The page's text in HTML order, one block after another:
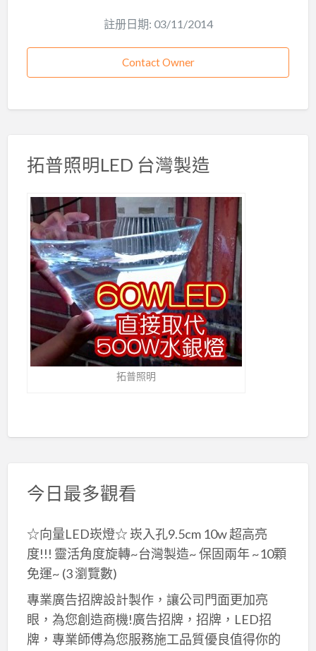
註册日期: 03/11/2014
Contact Owner
拓普照明LED 台灣製造
拓普照明
今日最多觀看
☆向量LED崁燈☆ 崁入孔9.5cm 10w 超高亮
度!!! 靈活角度旋轉~台灣製造~ 保固兩年 ~10顆
免運~ (3 瀏覽數)
專業廣告招牌設計製作，讓公司門面更加亮
眼，為您創造商機!廣告招牌，招牌，LED招
牌，專業師傅為您服務施工品質優良值得你的